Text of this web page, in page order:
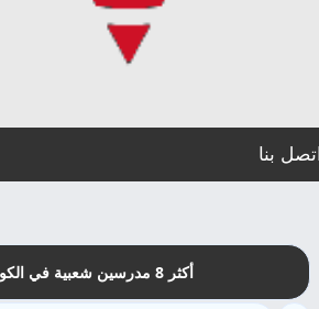
اتصل بنا
أكثر 8 مدرسين شعبية في الكويت